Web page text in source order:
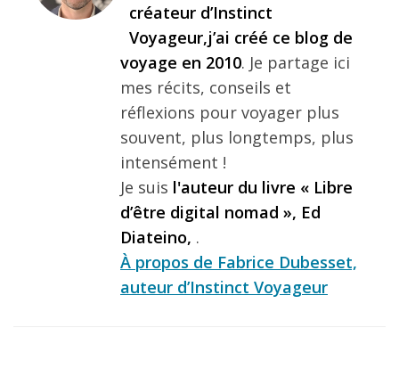
créateur d’Instinct
Voyageur,j’ai créé ce blog de
voyage en 2010. Je partage ici
mes récits, conseils et
réflexions pour voyager plus
souvent, plus longtemps, plus
intensément !
Je suis l'auteur du livre « Libre
d’être digital nomad », Ed
Diateino, .
À propos de Fabrice Dubesset,
auteur d’Instinct Voyageur